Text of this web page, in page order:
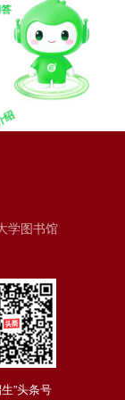
学图书馆
”头条号